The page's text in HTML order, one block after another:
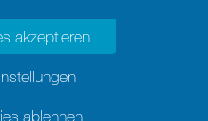
akzeptieren
ablehnen